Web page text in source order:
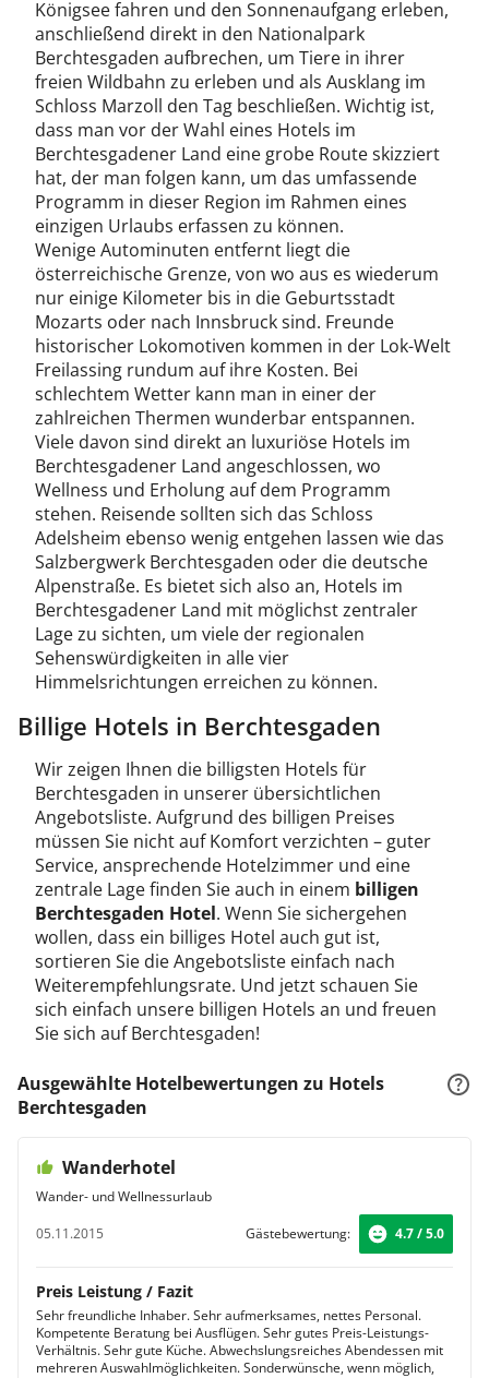
Königsee fahren und den Sonnenaufgang erleben,
anschließend direkt in den Nationalpark
Berchtesgaden aufbrechen, um Tiere in ihrer
freien Wildbahn zu erleben und als Ausklang im
Schloss Marzoll den Tag beschließen. Wichtig ist,
dass man vor der Wahl eines Hotels im
Berchtesgadener Land eine grobe Route skizziert
hat, der man folgen kann, um das umfassende
Programm in dieser Region im Rahmen eines
einzigen Urlaubs erfassen zu können.
Wenige Autominuten entfernt liegt die
österreichische Grenze, von wo aus es wiederum
nur einige Kilometer bis in die Geburtsstadt
Mozarts oder nach Innsbruck sind. Freunde
historischer Lokomotiven kommen in der Lok-Welt
Freilassing rundum auf ihre Kosten. Bei
schlechtem Wetter kann man in einer der
zahlreichen Thermen wunderbar entspannen.
Viele davon sind direkt an luxuriöse Hotels im
Berchtesgadener Land angeschlossen, wo
Wellness und Erholung auf dem Programm
stehen. Reisende sollten sich das Schloss
Adelsheim ebenso wenig entgehen lassen wie das
Salzbergwerk Berchtesgaden oder die deutsche
Alpenstraße. Es bietet sich also an, Hotels im
Berchtesgadener Land mit möglichst zentraler
Lage zu sichten, um viele der regionalen
Sehenswürdigkeiten in alle vier
Himmelsrichtungen erreichen zu können.
Billige Hotels in Berchtesgaden
Wir zeigen Ihnen die billigsten Hotels für
Berchtesgaden in unserer übersichtlichen
Angebotsliste. Aufgrund des billigen Preises
müssen Sie nicht auf Komfort verzichten – guter
Service, ansprechende Hotelzimmer und eine
zentrale Lage finden Sie auch in einem billigen
Berchtesgaden Hotel. Wenn Sie sichergehen
wollen, dass ein billiges Hotel auch gut ist,
sortieren Sie die Angebotsliste einfach nach
Weiterempfehlungsrate. Und jetzt schauen Sie
sich einfach unsere billigen Hotels an und freuen
Sie sich auf Berchtesgaden!
Ausgewählte Hotelbewertungen zu Hotels
Berchtesgaden
Wanderhotel
Wander- und Wellnessurlaub
05.11.2015
Gästebewertung: 4.7 / 5.0
Preis Leistung / Fazit
Sehr freundliche Inhaber. Sehr aufmerksames, nettes Personal.
Kompetente Beratung bei Ausflügen. Sehr gutes Preis-Leistungs-
Verhältnis. Sehr gute Küche. Abwechslungsreiches Abendessen mit
mehreren Auswahlmöglichkeiten. Sonderwünsche, wenn möglich,